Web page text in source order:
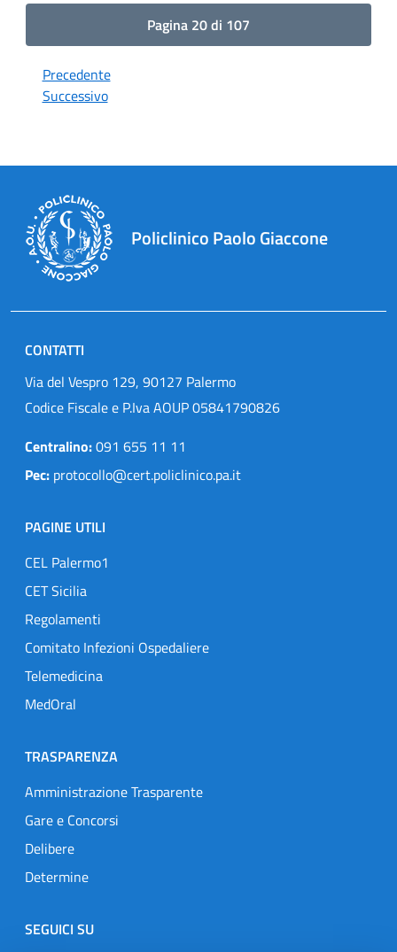
Pagina 20 di 107
Precedente
Successivo
Policlinico Paolo Giaccone
CONTATTI
Via del Vespro 129, 90127 Palermo
Codice Fiscale e P.Iva AOUP 05841790826
Centralino:091 655 11 11
Pec: protocollo@cert.policlinico.pa.it
PAGINE UTILI
CEL Palermo1
CET Sicilia
Regolamenti
Comitato Infezioni Ospedaliere
Telemedicina
MedOral
TRASPARENZA
Amministrazione Trasparente
Gare e Concorsi
Delibere
Determine
SEGUICI SU